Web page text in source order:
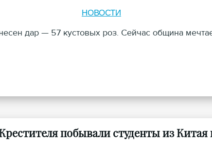
НОВОСТИ
дар — 57 кустовых роз. Сейчас община
побывали студенты из Китая